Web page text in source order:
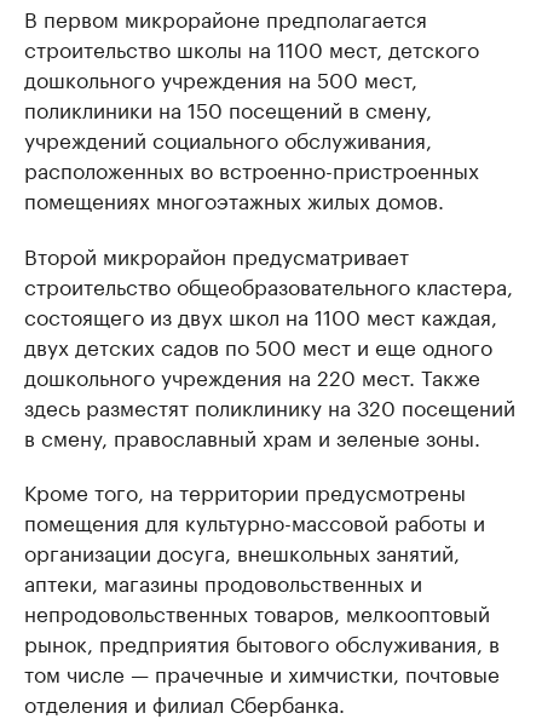
В первом микрорайоне предполагается
строительство школы на 1100 мест, детского
дошкольного учреждения на 500 мест,
поликлиники на 150 посещений в смену,
учреждений социального обслуживания,
расположенных во встроенно-пристроенных
помещениях многоэтажных жилых домов.
Второй микрорайон предусматривает
строительство общеобразовательного кластера,
состоящего из двух школ на 1100 мест каждая,
двух детских садов по 500 мест и еще одного
дошкольного учреждения на 220 мест. Также
здесь разместят поликлинику на 320 посещений
в смену, православный храм и зеленые зоны.
Кроме того, на территории предусмотрены
помещения для культурно-массовой работы и
организации досуга, внешкольных занятий,
аптеки, магазины продовольственных и
непродовольственных товаров, мелкооптовый
рынок, предприятия бытового обслуживания, в
том числе — прачечные и химчистки, почтовые
отделения и филиал Сбербанка.